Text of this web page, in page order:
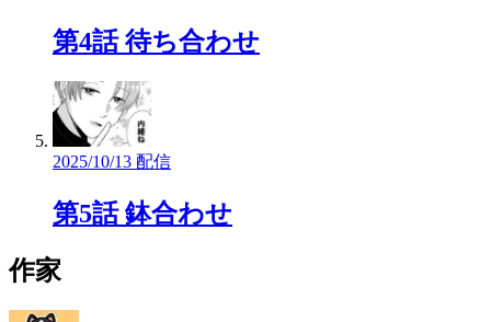
第4話 待ち合わせ
2025/10/13 配信
第5話 鉢合わせ
作家